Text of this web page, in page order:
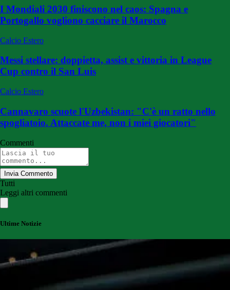
I Mondiali 2030 finiscono nel caos: Spagna e
Portogallo vogliono cacciare il Marocco
Calcio Estero
Messi stellare: doppietta, assist e vittoria in League
Cup contro il San Luis
Calcio Estero
Cannavaro scuote l'Uzbekistan: "C'è un ratto nello
spogliatoio. Attaccate me, non i miei giocatori"
Commenti
Invia Commento
Tutti
Leggi altri commenti
Ultime Notizie